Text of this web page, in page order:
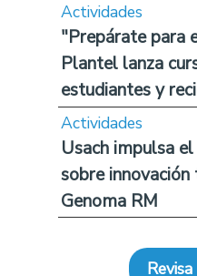
Actividades
"Prepárate para
Plantel lanza
estudiantes y
Actividades
Usach impulsa
sobre
Genoma RM